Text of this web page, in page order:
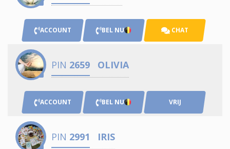
ACCOUNT BEL NU CHAT
PIN 2659 OLIVIA
ACCOUNT BEL NU VRIJ
PIN 2991 IRIS